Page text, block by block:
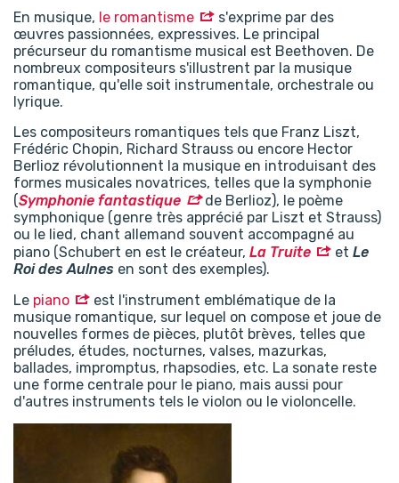
En musique, le romantisme
s'exprime par des
œuvres passionnées, expressives. Le principal
précurseur du romantisme musical est Beethoven. De
nombreux compositeurs s'illustrent par la musique
romantique, qu'elle soit instrumentale, orchestrale ou
lyrique.
Les compositeurs romantiques tels que Franz Liszt,
Frédéric Chopin, Richard Strauss ou encore Hector
Berlioz révolutionnent la musique en introduisant des
formes musicales novatrices, telles que la symphonie
(Symphonie fantastique
de Berlioz), le poème
symphonique (genre très apprécié par Liszt et Strauss)
ou le lied, chant allemand souvent accompagné au
piano (Schubert en est le créateur, La Truite et Le
Roi des Aulnes en sont des exemples).
Le piano
est l'instrument emblématique de la
musique romantique, sur lequel on compose et joue de
nouvelles formes de pièces, plutôt brèves, telles que
préludes, études, nocturnes, valses, mazurkas,
ballades, impromptus, rhapsodies, etc. La sonate reste
une forme centrale pour le piano, mais aussi pour
d'autres instruments tels le violon ou le violoncelle.